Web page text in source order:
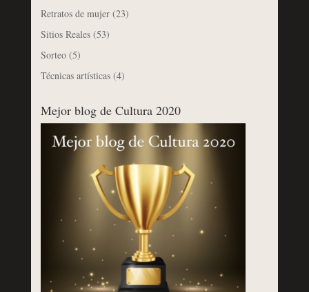
Retratos de mujer(23)
Sitios Reales(53)
Sorteo(5)
Técnicas artísticas(4)
Mejor blog de Cultura 2020